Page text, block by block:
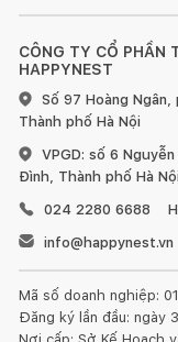
CÔNG TY CỔ PHẦN
HAPPYNEST
Số 97 Hoàng Ngân,
Thành phố Hà Nội
VPGD: số 6
Đình, Thành phố Hà Nội
024 2280 6688
info@happynest.vn
Mã số doanh nghiệp:
Đăng ký lần đầu: ngày